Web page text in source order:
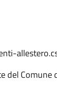
del